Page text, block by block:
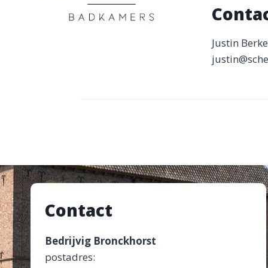
Justin
Contact
Bedrijvig Bronckhorst
postadres: